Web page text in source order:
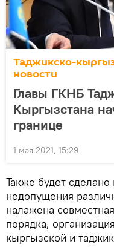
Таджикско-
новости
Главы ГКНБ
Кыргызстана
границе
1 мая 2021, 15:29
Также будет
недопущения
налажена
порядка,
кыргызской и